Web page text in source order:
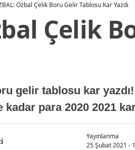
Özbal Çelik Boru Gelir Tablosu Kar Yazdı
Çelik
gelir tablosu kar
para 2020 2021
Yayınlanma
25 Şubat 2021 -